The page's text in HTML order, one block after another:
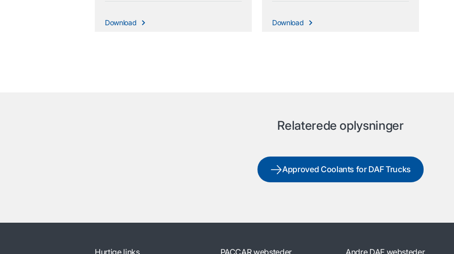
Download Download
Relaterede oplysninger
Approved Coolants for DAF Trucks